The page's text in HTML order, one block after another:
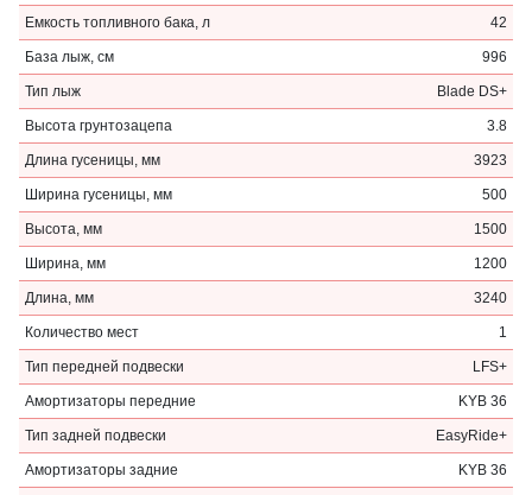
Емкость топливного бака, л 42
База лыж, см 996
Тип лыж Blade DS+
Высота грунтозацепа 3.8
Длина гусеницы, мм 3923
Ширина гусеницы, мм 500
Высота, мм 1500
Ширина, мм 1200
Длина, мм 3240
Количество мест 1
Тип передней подвески LFS+
Амортизаторы передние KYB 36
Тип задней подвески EasyRide+
Амортизаторы задние KYB 36